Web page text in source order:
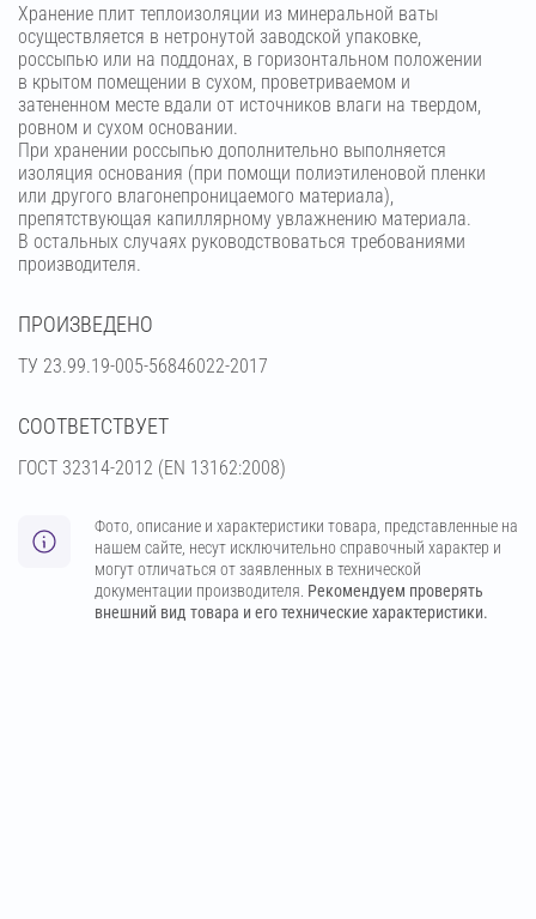
Хранение плит теплоизоляции из минеральной ваты
осуществляется в нетронутой заводской упаковке,
россыпью или на поддонах, в горизонтальном положении
в крытом помещении в сухом, проветриваемом и
затененном месте вдали от источников влаги на твердом,
ровном и сухом основании.
При хранении россыпью дополнительно выполняется
изоляция основания (при помощи полиэтиленовой пленки
или другого влагонепроницаемого материала),
препятствующая капиллярному увлажнению материала.
В остальных случаях руководствоваться требованиями
производителя.
ПРОИЗВЕДЕНО
ТУ 23.99.19-005-56846022-2017
СООТВЕТСТВУЕТ
ГОСТ 32314-2012 (ЕN 13162:2008)
Фото, описание и характеристики товара, представленные на
нашем сайте, несут исключительно справочный характер и
могут отличаться от заявленных в технической
документации производителя. Рекомендуем проверять
внешний вид товара и его технические характеристики.